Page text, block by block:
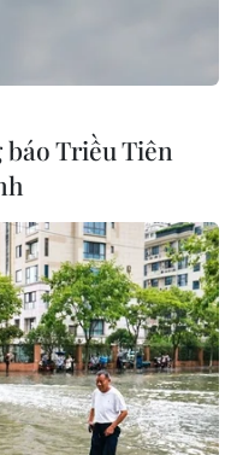
phá
Triều Tiên